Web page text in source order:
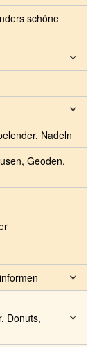
schöne
Nadeln
Geoden,
Donuts,